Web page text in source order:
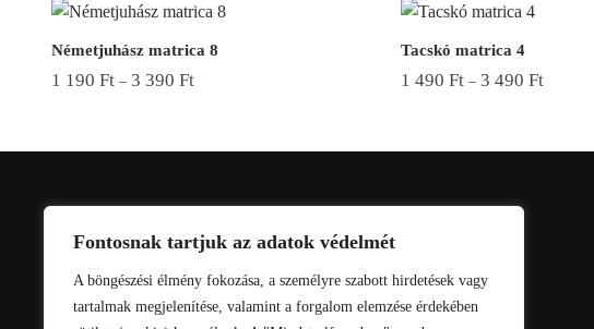
Fontosnak tartjuk az adatok védelmét
A böngészési élmény fokozása, a személyre szabott hirdetések vagy
tartalmak megjelenítése, valamint a forgalom elemzése érdekében
Németjuhász matrica 8
1 190Ft –3 390Ft
a
több
változatok
Tacskó matrica 4
1 490 Ft – 3 490 Ft
a
több
A
változatok
ELÉRHETŐSÉGEINK
info@matricazdfel.hu